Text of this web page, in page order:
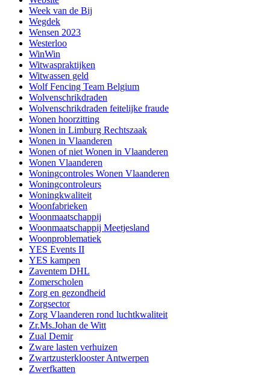
Week van de Bij
Wegdek
Wensen 2023
Westerloo
WinWin
Witwaspraktijken
Witwassen geld
Wolf Fencing Team Belgium
Wolvenschrikdraden
Wolvenschrikdraden feitelijke fraude
Wonen hoorzitting
Wonen in Limburg Rechtszaak
Wonen in Vlaanderen
Wonen of niet Wonen in Vlaanderen
Wonen Vlaanderen
Woningcontroles Wonen Vlaanderen
Woningcontroleurs
Woningkwaliteit
Woonfabrieken
Woonmaatschappij
Woonmaatschappij Meetjesland
Woonproblematiek
YES Events II
YES kampen
Zaventem DHL
Zomerscholen
Zorg en gezondheid
Zorgsector
Zorg Vlaanderen rond luchtkwaliteit
Zr.Ms.Johan de Witt
Zual Demir
Zware lasten verhuizen
Zwartzusterklooster Antwerpen
Zwerfkatten